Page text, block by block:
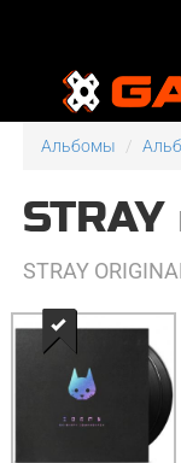
Альбомы
STRAY
STRAY